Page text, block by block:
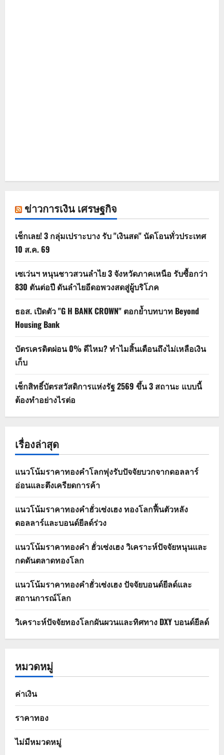
ข่าวการเงิน เศรษฐกิจ
เช็กเลย! 3 กลุ่มเปราะบาง รับ "เงินสด" นัดโอนทั่วประเทศ
10 ส.ค. 69
เซเว่นฯ หนุนชาวสวนลำไย 3 จังหวัดภาคเหนือ รับซื้อกว่า
830 ตันต่อปี ดันลำไยอีดอพวงสดสู่ผู้บริโภค
ธอส. เปิดตัว "G H BANK CROWN" ตอกย้ำบทบาท Beyond
Housing Bank
บัตรเครดิตผ่อน 0% ดีไหม? ทำไมสิ้นเดือนถึงไม่เหลือเงิน
เก็บ
เช็กสิทธิ์บัตรสวัสดิการแห่งรัฐ 2569 ขึ้น 3 สถานะ แบบนี้
ต้องทำอย่างไรต่อ
เรื่องล่าสุด
แนวโน้มราคาทองคำโลกพุ่งรับปัจจัยบวกจากดอลลาร์
อ่อนและตึงเครียดการค้า
แนวโน้มราคาทองคำฮั่วเซ่งเฮง ทองโลกฟื้นตัวหลัง
ดอลลาร์และบอนด์ยีลด์ร่วง
แนวโน้มราคาทองคำ ฮั่วเซ่งเฮง วิเคราะห์ปัจจัยหนุนและ
กดดันตลาดทองโลก
แนวโน้มราคาทองคำฮั่วเซ่งเฮง ปัจจัยบอนด์ยีลด์และ
สถานการณ์โลก
วิเคราะห์ปัจจัยทองโลกผันผวนและทิศทาง DXY บอนด์ยีลด์
หมวดหมู่
ค่าเงิน
ราคาทอง
ไม่มีหมวดหมู่